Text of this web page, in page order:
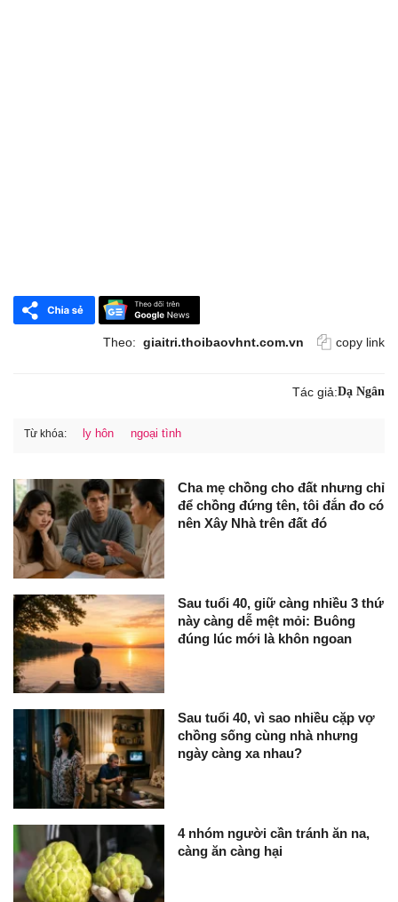
Theo: giaitri.thoibaovhnt.com.vn copy link
Tác giả:Dạ Ngân
Từ khóa: ly hôn ngoại tình
Cha mẹ chồng cho đất nhưng chỉ
để chồng đứng tên, tôi đắn đo có
nên Xây Nhà trên đất đó
Sau tuổi 40, giữ càng nhiều 3 thứ
này càng dễ mệt mỏi: Buông
đúng lúc mới là khôn ngoan
Sau tuổi 40, vì sao nhiều cặp vợ
chồng sống cùng nhà nhưng
ngày càng xa nhau?
4 nhóm người cần tránh ăn na,
càng ăn càng hại